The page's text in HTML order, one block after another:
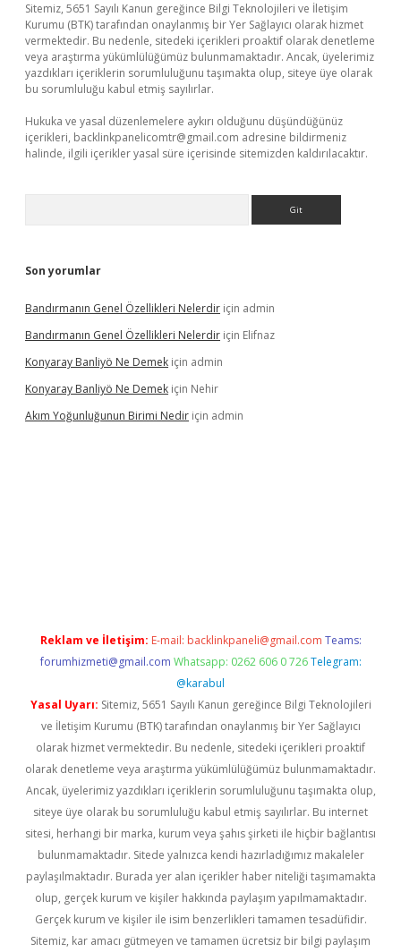
Sitemiz, 5651 Sayılı Kanun gereğince Bilgi Teknolojileri ve İletişim
Kurumu (BTK) tarafından onaylanmış bir Yer Sağlayıcı olarak hizmet
vermektedir. Bu nedenle, sitedeki içerikleri proaktif olarak denetleme
veya araştırma yükümlülüğümüz bulunmamaktadır. Ancak, üyelerimiz
yazdıkları içeriklerin sorumluluğunu taşımakta olup, siteye üye olarak
bu sorumluluğu kabul etmiş sayılırlar.
Hukuka ve yasal düzenlemelere aykırı olduğunu düşündüğünüz
içerikleri, backlinkpanelicomtr@gmail.com adresine bildirmeniz
halinde, ilgili içerikler yasal süre içerisinde sitemizden kaldırılacaktır.
Son yorumlar
Bandırmanın Genel Özellikleri Nelerdir için admin
Bandırmanın Genel Özellikleri Nelerdir için Elifnaz
Konyaray Banliyö Ne Demek için admin
Konyaray Banliyö Ne Demek için Nehir
Akım Yoğunluğunun Birimi Nedir için admin
Reklam ve İletişim: E-mail: backlinkpaneli@gmail.com Teams:
forumhizmeti@gmail.com Whatsapp: 0262 606 0 726 Telegram:
@karabul
Yasal Uyarı: Sitemiz, 5651 Sayılı Kanun gereğince Bilgi Teknolojileri
ve İletişim Kurumu (BTK) tarafından onaylanmış bir Yer Sağlayıcı
olarak hizmet vermektedir. Bu nedenle, sitedeki içerikleri proaktif
olarak denetleme veya araştırma yükümlülüğümüz bulunmamaktadır.
Ancak, üyelerimiz yazdıkları içeriklerin sorumluluğunu taşımakta olup,
siteye üye olarak bu sorumluluğu kabul etmiş sayılırlar. Bu internet
sitesi, herhangi bir marka, kurum veya şahıs şirketi ile hiçbir bağlantısı
bulunmamaktadır. Sitede yalnızca kendi hazırladığımız makaleler
paylaşılmaktadır. Burada yer alan içerikler haber niteliği taşımamakta
olup, gerçek kurum ve kişiler hakkında paylaşım yapılmamaktadır.
Gerçek kurum ve kişiler ile isim benzerlikleri tamamen tesadüfidir.
Sitemiz, kar amacı gütmeyen ve tamamen ücretsiz bir bilgi paylaşım